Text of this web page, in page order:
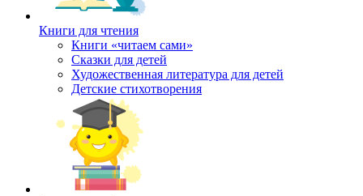
Книги для чтения
Книги «читаем сами»
Сказки для детей
Художественная литература для детей
Детские стихотворения